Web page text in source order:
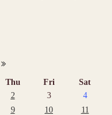
Thu Fri
Sat
2 3
4
9 10
11